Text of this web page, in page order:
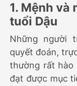
1. Mệnh và
tuổi Dậu
Những người
quyết đoán,
thường rất hào
đạt được mục